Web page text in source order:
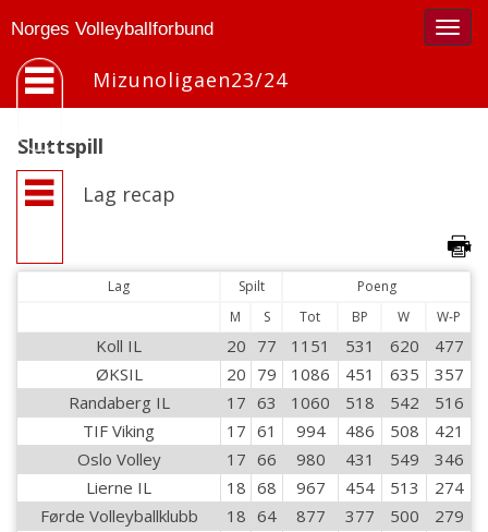
Norges Volleyballforbund
Mizunoligaen23/24
Sluttspill
Lag recap
Lag Spilt
Poeng
M
S Tot BP W W-P
Koll IL 20 77 1151 531 620
477
ØKSIL
20 79 1086 451 635
357
Randaberg IL
17 63 1060 518 542
516
TIF Viking
17 61 994 486 508
421
Oslo Volley
17 66 980 431 549
346
Lierne IL
18 68 967 454 513
274
Førde Volleyballklubb
18 64 877 377 500
279